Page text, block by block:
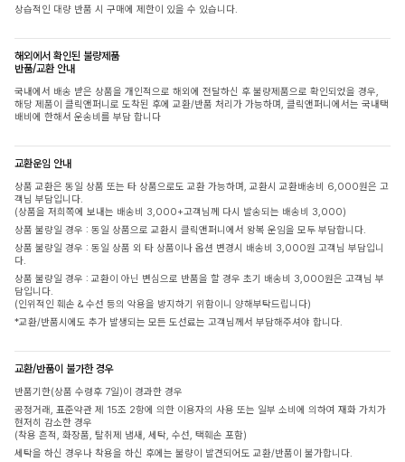
상습적인 대량 반품 시 구매에 제한이 있을 수 있습니다.
해외에서 확인된 불량제품
반품/교환 안내
국내에서 배송 받은 상품을 개인적으로 해외에 전달하신 후 불량제품으로 확인되었을 경우,
해당 제품이 클릭앤퍼니로 도착된 후에 교환/반품 처리가 가능하며, 클릭앤퍼니에서는 국내택
배비에 한해서 운송비를 부담 합니다
교환운임 안내
상품 교환은 동일 상품 또는 타 상품으로도 교환 가능하며, 교환시 교환배송비 6,000원은 고
객님 부담입니다.
(상품을 저희쪽에 보내는 배송비 3,000+고객님께 다시 발송되는 배송비 3,000)
상품 불량일 경우 : 동일 상품으로 교환시 클릭앤퍼니에서 왕복 운임을 모두 부담합니다.
상품 불량일 경우 : 동일 상품 외 타 상품이나 옵션 변경시 배송비 3,000원 고객님 부담입니
다.
상품 불량일 경우 : 교환이 아닌 변심으로 반품을 할 경우 초기 배송비 3,000원은 고객님 부
담입니다.
(인위적인 훼손 & 수선 등의 악용을 방지하기 위함이니 양해부탁드립니다)
*교환/반품시에도 추가 발생되는 모든 도선료는 고객님께서 부담해주셔야 합니다.
교환/반품이 불가한 경우
반품기한(상품 수령후 7일)이 경과한 경우
공정거래, 표준약관 제 15조 2항에 의한 이용자의 사용 또는 일부 소비에 의하여 재화 가치가
현저히 감소한 경우
(착용 흔적, 화장품, 탈취제 냄새, 세탁, 수선, 택훼손 포함)
세탁을 하신 경우나 착용을 하신 후에는 불량이 발견되어도 교환/반품이 불가합니다.